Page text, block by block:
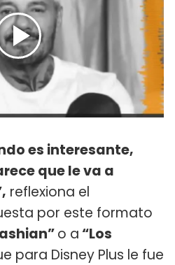
es interesante,
que le va a
reflexiona el
por este formato
o a “Los
para Disney Plus le fue